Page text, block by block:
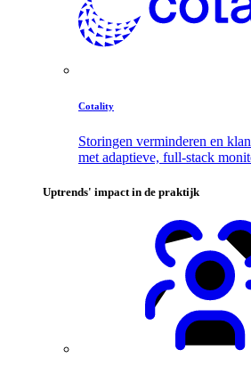
Cotality
Storingen verminderen en
met adaptieve, full-stack
Uptrends' impact in de praktijk